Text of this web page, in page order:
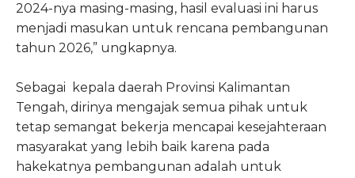
2024-nya masing-masing, hasil evaluasi ini harus
menjadi masukan untuk rencana pembangunan
tahun 2026,” ungkapnya.
Sebagai kepala daerah Provinsi Kalimantan
Tengah, dirinya mengajak semua pihak untuk
tetap semangat bekerja mencapai kesejahteraan
masyarakat yang lebih baik karena pada
hakekatnya pembangunan adalah untuk